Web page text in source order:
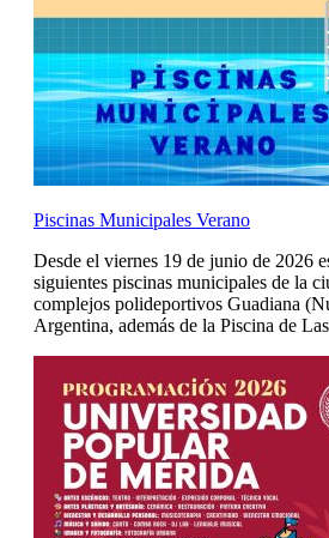
Piscinas Municipales Verano
Desde el viernes 19 de junio de 2026
siguientes piscinas municipales de la
complejos polideportivos Guadiana
Argentina, además de la Piscina de